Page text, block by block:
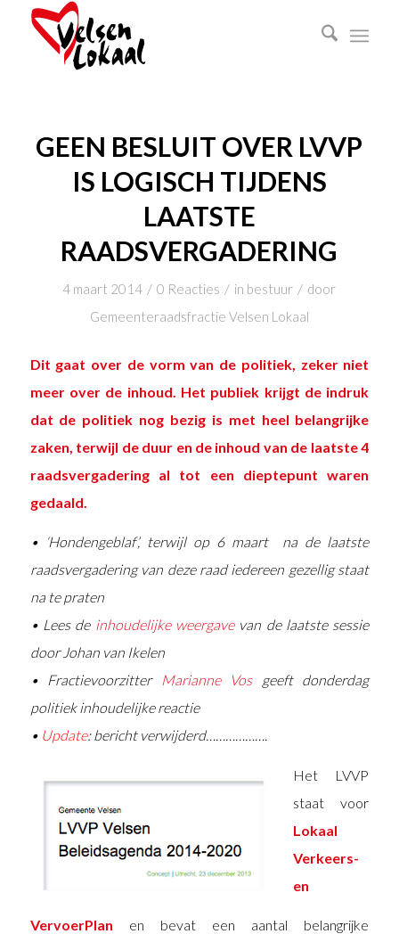
GEEN BESLUIT OVER LVVP
IS LOGISCH TIJDENS
LAATSTE
RAADSVERGADERING
4 maart 2014 / 0 Reacties / in bestuur / door
Gemeenteraadsfractie Velsen Lokaal
Dit gaat over de vorm van de politiek, zeker niet
meer over de inhoud. Het publiek krijgt de indruk
dat de politiek nog bezig is met heel belangrijke
zaken, terwijl de duur en de inhoud van de laatste 4
raadsvergadering al tot een dieptepunt waren
gedaald.
• ‘Hondengeblaf’, terwijl op 6 maart na de laatste
raadsvergadering van deze raad iedereen gezellig staat
na te praten
• Lees de inhoudelijke weergavevan de laatste sessie
door Johan van Ikelen
• Fractievoorzitter Marianne Vosgeeft donderdag
politiek inhoudelijke reactie
• Update: bericht verwijderd……………….
Het LVVP
staat voor
Lokaal
Verkeers-
en
VervoerPlan en bevat een aantal belangrijke